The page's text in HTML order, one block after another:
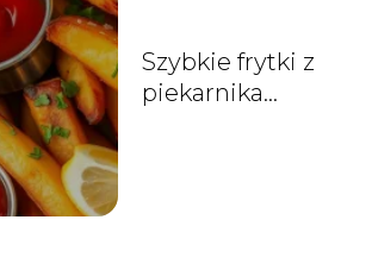
Szybkie frytki z
piekarnika